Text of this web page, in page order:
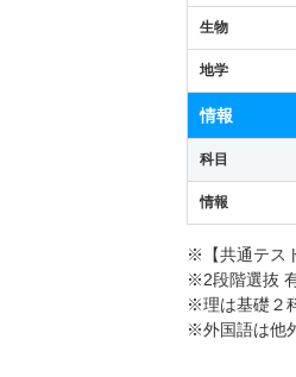
生物
地学
情報
科目
情報
※【共通テス
※2段階選抜
※理は基礎２
※外国語は他